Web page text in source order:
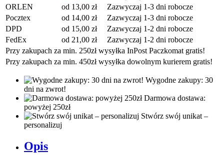
ORLEN
od 13,00 zł
Zazwyczaj 1-3 dni robocze
Pocztex
od 14,00 zł
Zazwyczaj 1-3 dni robocze
DPD
od 15,00 zł
Zazwyczaj 1-2 dni robocze
FedEx
od 21,00 zł
Zazwyczaj 1-2 dni robocze
Przy zakupach za min. 250zł wysyłka InPost Paczkomat gratis!
Przy zakupach za min. 450zł wysyłka dowolnym kurierem gratis!
Wygodne zakupy: 30
dni na zwrot!
Darmowa dostawa:
powyżej 250zł
Stwórz swój unikat –
personalizuj
Opis